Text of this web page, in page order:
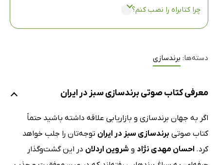
چرا کتابراه را نصب کنم؟
دسته‌ها: برندسازی
معرفی کتاب صوتی برندسازی سبز در ایران
اگر به جهان برندسازی و بازاریابی علاقه داشته باشید حتماً
کتاب صوتی برندسازی سبز در ایران توجه‌تان را جلب خواهد
کرد. احسان مهدی نژاد و شروین اردلان در این گشت‌وگذار